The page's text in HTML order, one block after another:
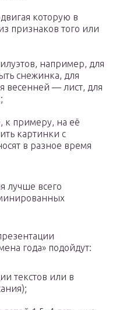
которую в
признаков того или
например, для
снежинка, для
весенней — лист, для
к примеру, на её
картинки с
в разное время
лучше всего
года» подойдут:
текстов или в